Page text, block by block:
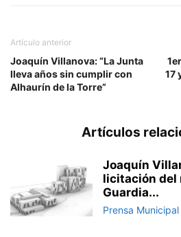
Artículo anterior
Joaquín Villanova: “La Junta
lleva años sin cumplir con
Alhaurín de la Torre”
17
Artículos
Joaquín
licitación del
Guardia...
Prensa Municipal